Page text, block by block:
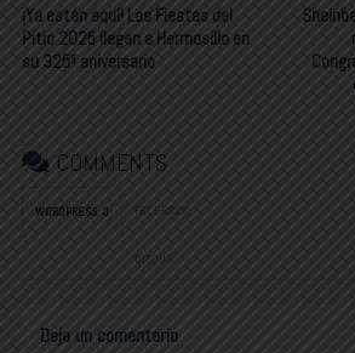
¡Ya están aquí! Las Fiestas del
Pitic 2025 llegan a Hermosillo en
su 325º aniversario
COMMENTS
WORDPRESS: 0 FACEBOOK:
DISQUS:
Deja un comentario